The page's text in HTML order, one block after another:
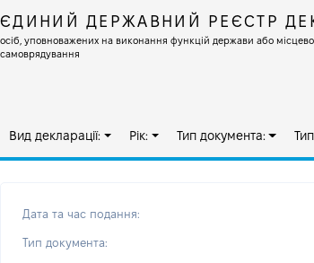
ЄДИНИЙ ДЕРЖАВНИЙ РЕЄСТР
осіб, уповноважених на виконання функцій держави або
самоврядування
Вид декларації: Рік: Тип документа:
Дата та час подання:
Тип документа: